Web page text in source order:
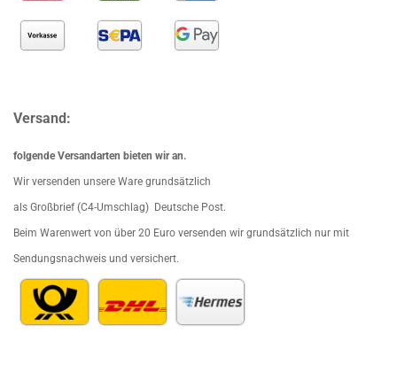
Versand:
folgende Versandarten bieten wir an.
Wir versenden unsere Ware grundsätzlich
als Großbrief (C4-Umschlag) Deutsche Post.
Beim Warenwert von über 20 Euro versenden wir grundsätzlich nur mit
Sendungsnachweis und versichert.